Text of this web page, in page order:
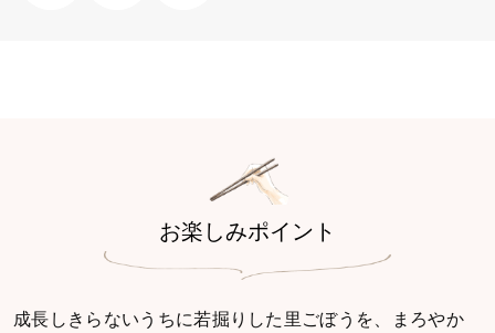
お楽しみポイント
成長しきらないうちに若掘りした里ごぼうを、まろやか